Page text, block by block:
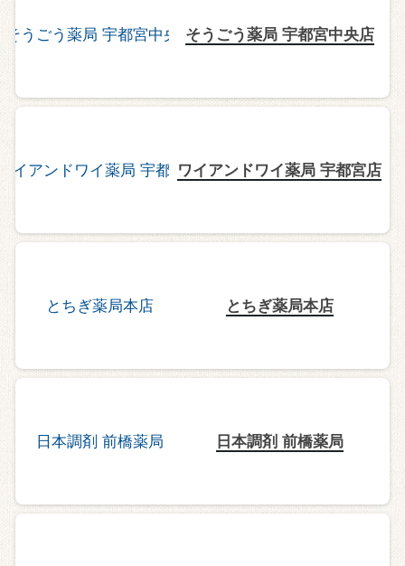
そうごう薬局 宇都宮中央店
ワイアンドワイ薬局 宇都宮店
とちぎ薬局本店
日本調剤 前橋薬局